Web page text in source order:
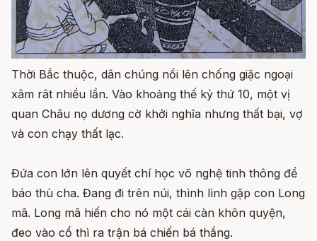
Thời Bắc thuộc, dân chúng nổi lên chống giặc ngoại
xâm rât nhiều lần. Vào khoảng thế kỷ thứ 10, một vị
quan Châu nọ dương cờ khởi nghĩa nhưng thất bại, vợ
và con chạy thất lạc.
Đứa con lớn lên quyết chí học võ nghệ tinh thông để
báo thù cha. Đang đi trên núi, thình lình gặp con Long
mã. Long mã hiến cho nó một cái càn khôn quyện,
đeo vào cổ thì ra trận bá chiến bá thắng.